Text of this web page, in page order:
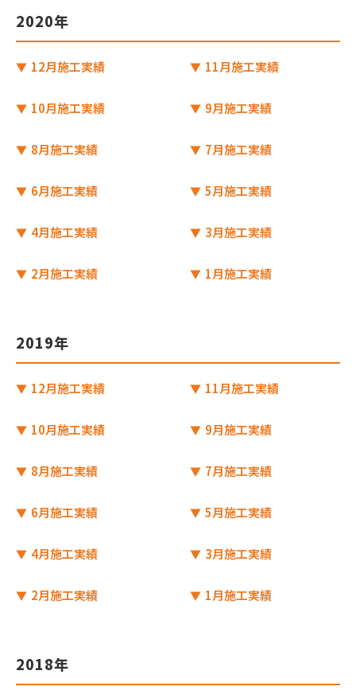
2020年
12月施工実績 11月施工実績
10月施工実績 9月施工実績
8月施工実績 7月施工実績
6月施工実績 5月施工実績
4月施工実績 3月施工実績
2月施工実績 1月施工実績
2019年
12月施工実績 11月施工実績
10月施工実績 9月施工実績
8月施工実績 7月施工実績
6月施工実績 5月施工実績
4月施工実績 3月施工実績
2月施工実績 1月施工実績
2018年